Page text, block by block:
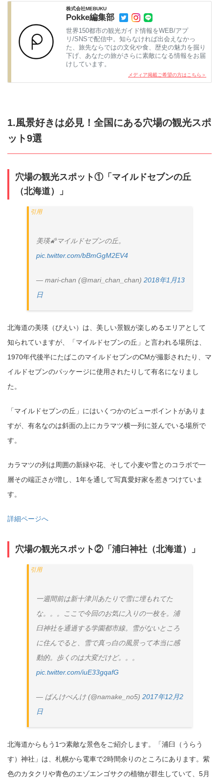
株式会社MEBUKU
Pokke編集部
世界150都市の観光ガイド情報をWEB/アプ
リ/SNSで配信中。知らなければ出会えなかっ
た、旅先ならではの文化や食、歴史の魅力を掘り
下げ、あなたの旅がさらに素敵になる情報をお届
けしています。
メディア掲載ご希望の方はこちら＞
1.風景好きは必見！全国にある穴場の観光スポ
ット9選
穴場の観光スポット①「マイルドセブンの丘
（北海道）」
美瑛🌠マイルドセブンの丘。
pic.twitter.com/bBmGgM2EV4
— mari-chan (@mari_chan_chan) 2018年1月13
日
北海道の美瑛（びえい）は、美しい景観が楽しめるエリアとして
知られていますが、「マイルドセブンの丘」と言われる場所は、
1970年代後半にたばこのマイルドセブンのCMが撮影されたり、マ
イルドセブンのパッケージに使用されたりして有名になりまし
た。
「マイルドセブンの丘」にはいくつかのビューポイントがありま
すが、有名なのは斜面の上にカラマツ横一列に並んでいる場所で
す。
カラマツの列は周囲の新緑や花、そして小麦や雪とのコラボで一
層その端正さが増し、1年を通して写真愛好家を惹きつけていま
す。
詳細ページへ
穴場の観光スポット②「浦臼神社（北海道）」
一週間前は新十津川あたりで雪に埋もれてた
な。。。ここで今回のお気に入りの一枚を。浦
臼神社を通過する学園都市線。雪がないところ
に住んでると、雪で真っ白の風景って本当に感
動的。歩くのは大変だけど。。。
pic.twitter.com/iuE33gqafG
— ぱんけぺんけ (@namake_no5) 2017年12月2
日
北海道からもう1つ素敵な景色をご紹介します。「浦臼（うらう
す）神社」は、札幌から電車で2時間余りのところにあります。紫
色のカタクリや青色のエゾエンゴサクの植物が群生していて、5月